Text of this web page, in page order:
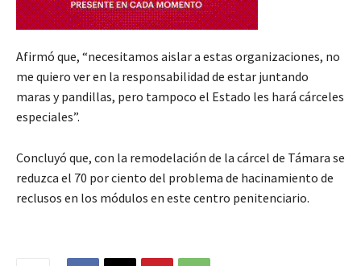
Afirmó que, “necesitamos aislar a estas organizaciones, no
me quiero ver en la responsabilidad de estar juntando
maras y pandillas, pero tampoco el Estado les hará cárceles
especiales”.
Concluyó que, con la remodelación de la cárcel de Támara se
reduzca el 70 por ciento del problema de hacinamiento de
reclusos en los módulos en este centro penitenciario.